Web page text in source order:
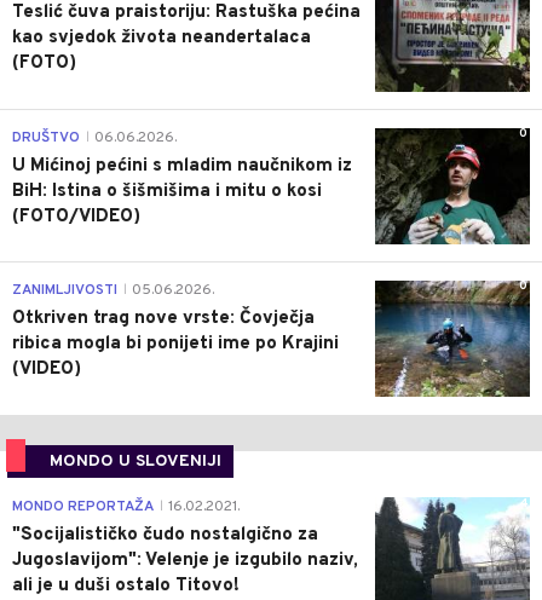
Teslić čuva praistoriju: Rastuška pećina
kao svjedok života neandertalaca
(FOTO)
0
DRUŠTVO 06.06.2026.
U Mićinoj pećini s mladim naučnikom iz
BiH: Istina o šišmišima i mitu o kosi
(FOTO/VIDEO)
0
ZANIMLJIVOSTI 05.06.2026.
Otkriven trag nove vrste: Čovječja
ribica mogla bi ponijeti ime po Krajini
(VIDEO)
MONDO U SLOVENIJI
4
MONDO REPORTAŽA 16.02.2021.
"Socijalističko čudo nostalgično za
Jugoslavijom": Velenje je izgubilo naziv,
ali je u duši ostalo Titovo!